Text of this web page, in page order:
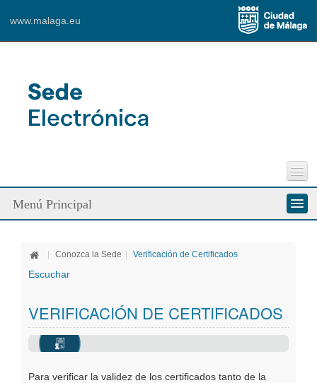
www.malaga.eu
Perfil del Contratante
Incidencias Vía Pública
Menú Principal
Ciudadanos
Oficinas Virtuales
Conozca la Sede Verificación de Certificados
Escuchar
VERIFICACIÓN DE CERTIFICADOS
Para verificar la validez de los certificados tanto de la